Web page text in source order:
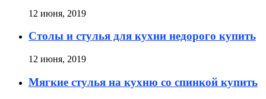
12 июня, 2019
Столы и стулья для кухни недорого купить
12 июня, 2019
Мягкие стулья на кухню со спинкой купить